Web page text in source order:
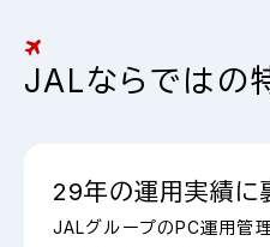
JALならではの
29年の運用実績に
JALグループのPC運用管